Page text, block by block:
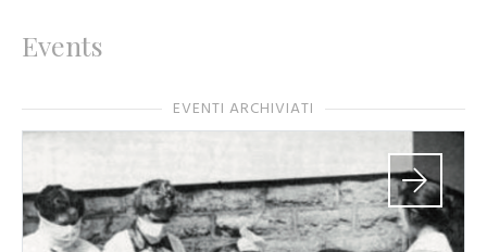
Events
EVENTI ARCHIVIATI